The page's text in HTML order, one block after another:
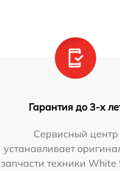
Гарантия до 3-х
Сервисный центр
устанавливает
запчасти техники White